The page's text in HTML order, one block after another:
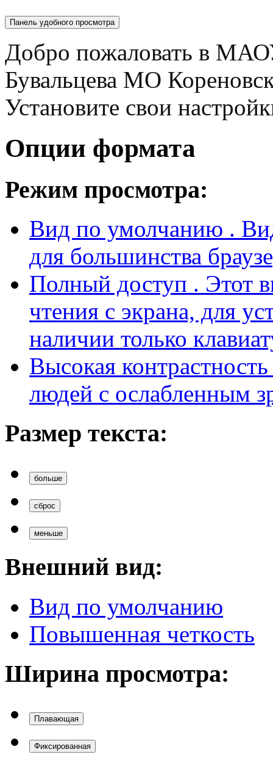
Панель удобного просмотра
Добро пожаловать в
Бувальцева МО
Установите свои
Опции формата
Режим просмотра:
Вид по умолчанию .
для большинства
Полный доступ . Этот
чтения с экрана, для
наличии только
Высокая
людей с ослабленным
Размер текста:
больше
сброс
меньше
Внешний вид:
Вид по умолчанию
Повышенная четкость
Ширина просмотра:
Плавающая
Фиксированная